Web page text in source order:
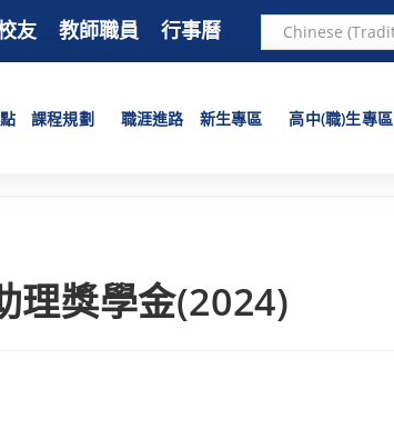
友 教師職員 行事曆
課程規劃 職涯進路 新生專區 高中(職)生專區
獎學金(2024)